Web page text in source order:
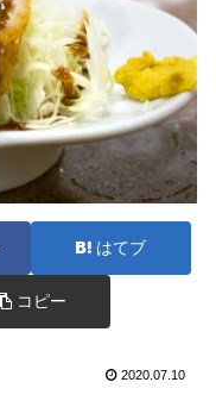
はてブ
コピー
2020.07.10